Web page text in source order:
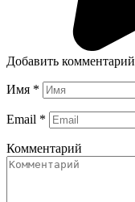
Добавить комментарий
Имя *
Email *
Комментарий